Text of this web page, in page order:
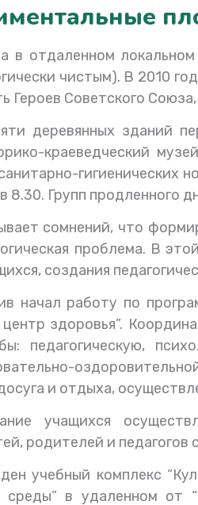
в отдаленном
чистым). В 2010
Героев Советского
деревянных зданий
краеведческий
гигиенических
8.30. Групп продленного
сомнений, что
проблема. В
создания
начал работу по
здоровья”.
педагогическую,
и отдыха,
учащихся
родителей и
учебный комплекс
среды” в удаленном от